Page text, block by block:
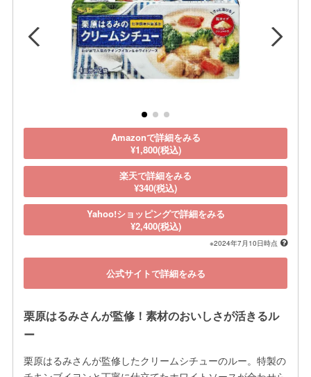
Amazonで詳細をみる
¥1,800(税込)
楽天で詳細をみる
¥340(税込)
Yahoo!ショッピングで詳細をみる
¥2,400(税込)
※2024年7月10日時点
公式サイトで詳細をみる
栗原はるみさんが監修！素材のおいしさが活きるル
ー
栗原はるみさんが監修したクリームシチューのルー。特製の